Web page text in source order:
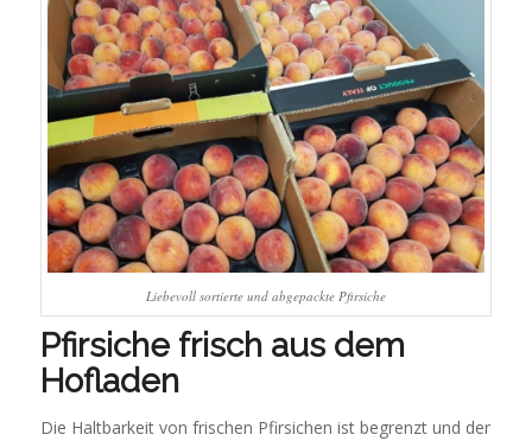
Liebevoll sortierte und abgepackte Pfirsiche
Pfirsiche frisch aus dem
Hofladen
Die Haltbarkeit von frischen Pfirsichen ist begrenzt und der